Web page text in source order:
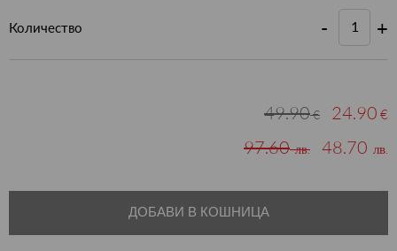
Количество - +
49.90€ 24.90 €
97.60лв. 48.70 лв.
ДОБАВИ В КОШНИЦА